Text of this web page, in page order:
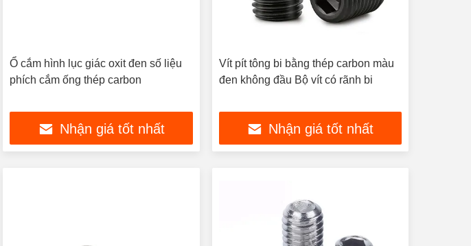
Ổ cắm hình lục giác oxit đen số liệu
phích cắm ống thép carbon
Nhận giá tốt nhất
Vít pít tông bi bằng thép carbon màu
đen không đầu Bộ vít có rãnh bi
Nhận giá tốt nhất